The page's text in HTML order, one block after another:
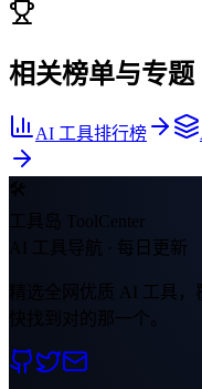
相关榜单与专题
AI 工具排行榜
🛠
工具岛 ToolCenter
AI 工具导航 · 每日更新
精选全网优质 AI 工具
快找到对的那一个。